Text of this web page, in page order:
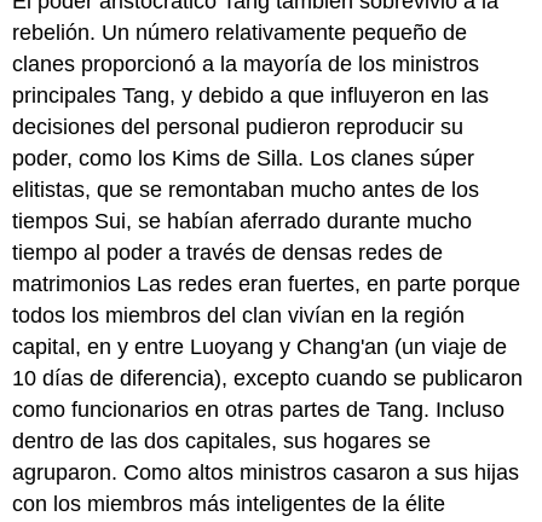
rebelión. Un número relativamente pequeño de
clanes proporcionó a la mayoría de los ministros
principales Tang, y debido a que influyeron en las
decisiones del personal pudieron reproducir su
poder, como los Kims de Silla. Los clanes súper
elitistas, que se remontaban mucho antes de los
tiempos Sui, se habían aferrado durante mucho
tiempo al poder a través de densas redes de
matrimonios Las redes eran fuertes, en parte porque
todos los miembros del clan vivían en la región
capital, en y entre Luoyang y Chang'an (un viaje de
10 días de diferencia), excepto cuando se publicaron
como funcionarios en otras partes de Tang. Incluso
dentro de las dos capitales, sus hogares se
agruparon. Como altos ministros casaron a sus hijas
con los miembros más inteligentes de la élite